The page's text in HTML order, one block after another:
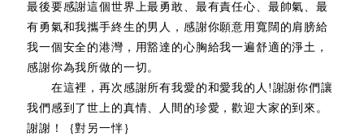
最後要感謝這個世界上最勇敢、最有責任心、最帥氣、最
有勇氣和我攜手終生的男人，感謝你願意用寬闊的肩膀給
我一個安全的港灣，用豁達的心胸給我一遍舒適的淨土，
感謝你為我所做的一切。
在這裡，再次感謝所有我愛的和愛我的人!謝謝你們讓
我們感到了世上的真情、人間的珍愛，歡迎大家的到來。
謝謝！｛對另一怑｝